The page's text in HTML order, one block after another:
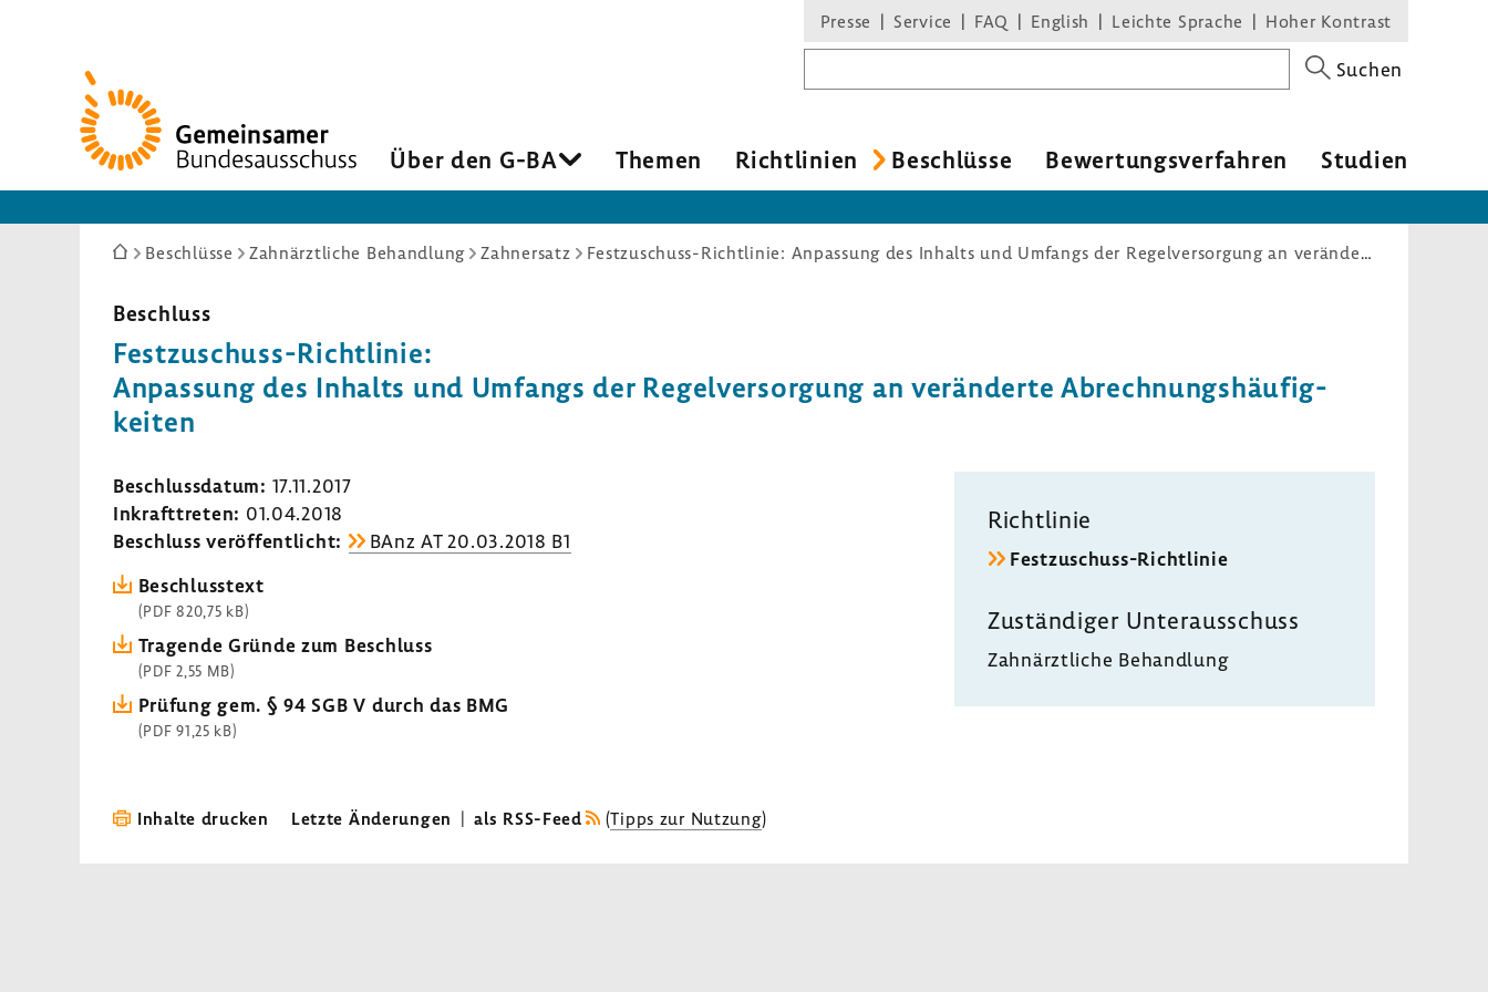
Zur
Startseite
Presse Service FAQ English Leichte Sprache Hoher Kontrast
Suchen
Über den G-BA Themen Richt­li­nien Beschlüsse Bewer­tungs­ver­fahren Studien
Sie
hier:
Beschlüsse Zahnärztliche Behandlung Zahnersatz Festzuschuss-Richtlinie: Anpassung des Inhalts und Umfangs der Regelversorgung an veränderte Abrechnungshäufigkeiten
Beschluss
Festzuschuss-​Richtlinie:
Anpas­sung des Inhalts und Umfangs der Regel­ver­sor­gung an verän­derte Abrech­nungs­häu­fig­
keiten
Beschluss­datum: 17.11.2017
Inkraft­treten: 01.04.2018
Beschluss veröf­fent­licht:
BAnz AT 20.03.2018 B1
Beschluss­text
(PDF 820,75 kB)
Tragende Gründe zum Beschluss
(PDF 2,55 MB)
Prüfung gem. § 94 SGB V durch das BMG
(PDF 91,25 kB)
Richt­linie
Festzuschuss-​Richtlinie
Zustän­diger Unter­aus­schuss
Zahn­ärzt­liche Behand­lung
Inhalte drucken Letzte Änderungen | als RSS-Feed (Tipps zur Nutzung)